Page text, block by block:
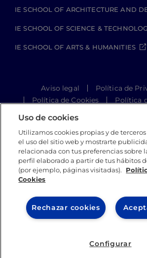
IE SCHOOL OF ARCHITECTURE AND
IE SCHOOL OF SCIENCE &
IE SCHOOL OF ARTS & HUMANITIES
Aviso legal
Política de
Política de Cookies
Política
Student Academic
IE University 2026
Uso de cookies
Utilizamos cookies propias y de
el uso del sitio web y mostrarte
relacionada con tus preferencias sobre
perfil elaborado a partir de tus hábitos
(por ejemplo, páginas visitadas).
Cookies
Rechazar cookies
Configurar